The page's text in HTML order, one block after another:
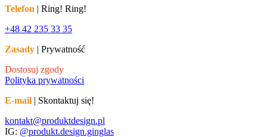
Telefon | Ring! Ring!
+48 42 235 33 35
Zasady | Prywatność
Dostosuj zgody
Polityka prywatności
E-mail | Skontaktuj się!
kontakt@produktdesign.pl
IG: @produkt.design.ginglas